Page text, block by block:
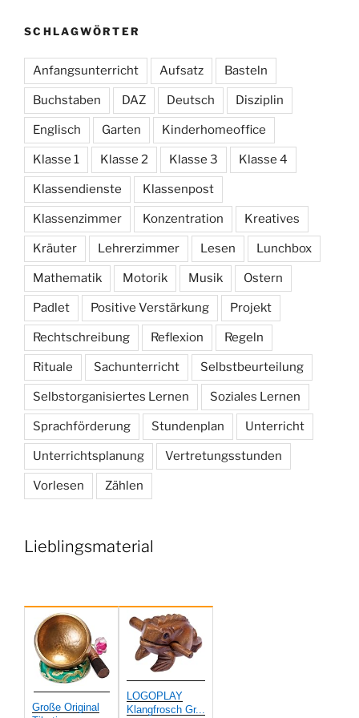
SCHLAGWÖRTER
Anfangsunterricht Aufsatz Basteln
Buchstaben DAZ Deutsch Disziplin
Englisch Garten Kinderhomeoffice
Klasse 1 Klasse 2 Klasse 3 Klasse 4
Klassendienste Klassenpost
Klassenzimmer Konzentration Kreatives
Kräuter Lehrerzimmer Lesen Lunchbox
Mathematik Motorik Musik Ostern
Padlet Positive Verstärkung Projekt
Rechtschreibung Reflexion Regeln
Rituale Sachunterricht Selbstbeurteilung
Selbstorganisiertes Lernen Soziales Lernen
Sprachförderung Stundenplan Unterricht
Unterrichtsplanung Vertretungsstunden
Vorlesen Zählen
Lieblingsmaterial
Große Original
LOGOPLAY
Klangfrosch Gr...